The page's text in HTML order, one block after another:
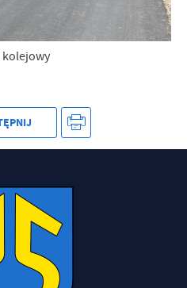
kolejowy